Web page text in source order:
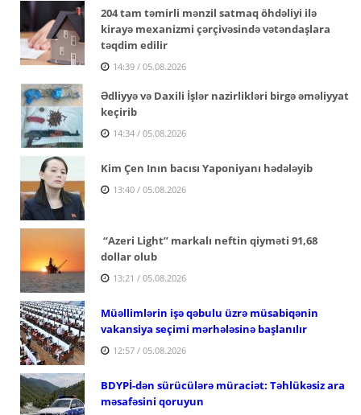
204 tam təmirli mənzil satmaq öhdəliyi ilə
kirayə mexanizmi çərçivəsində vətəndaşlara
təqdim edilir
14:39 / 05.08.2026
Ədliyyə və Daxili İşlər nazirlikləri birgə əməliyyat
keçirib
14:34 / 05.08.2026
Kim Çen Inın bacısı Yaponiyanı hədələyib
13:40 / 05.08.2026
“Azeri Light” markalı neftin qiyməti 91,68
dollar olub
13:21 / 05.08.2026
Müəllimlərin işə qəbulu üzrə müsabiqənin
vakansiya seçimi mərhələsinə başlanılır
12:57 / 05.08.2026
BDYPİ-dən sürücülərə müraciət: Təhlükəsiz ara
məsafəsini qoruyun